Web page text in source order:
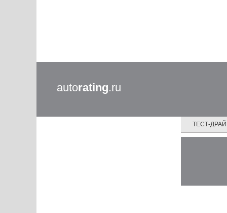
autorating.ru
ТЕСТ-